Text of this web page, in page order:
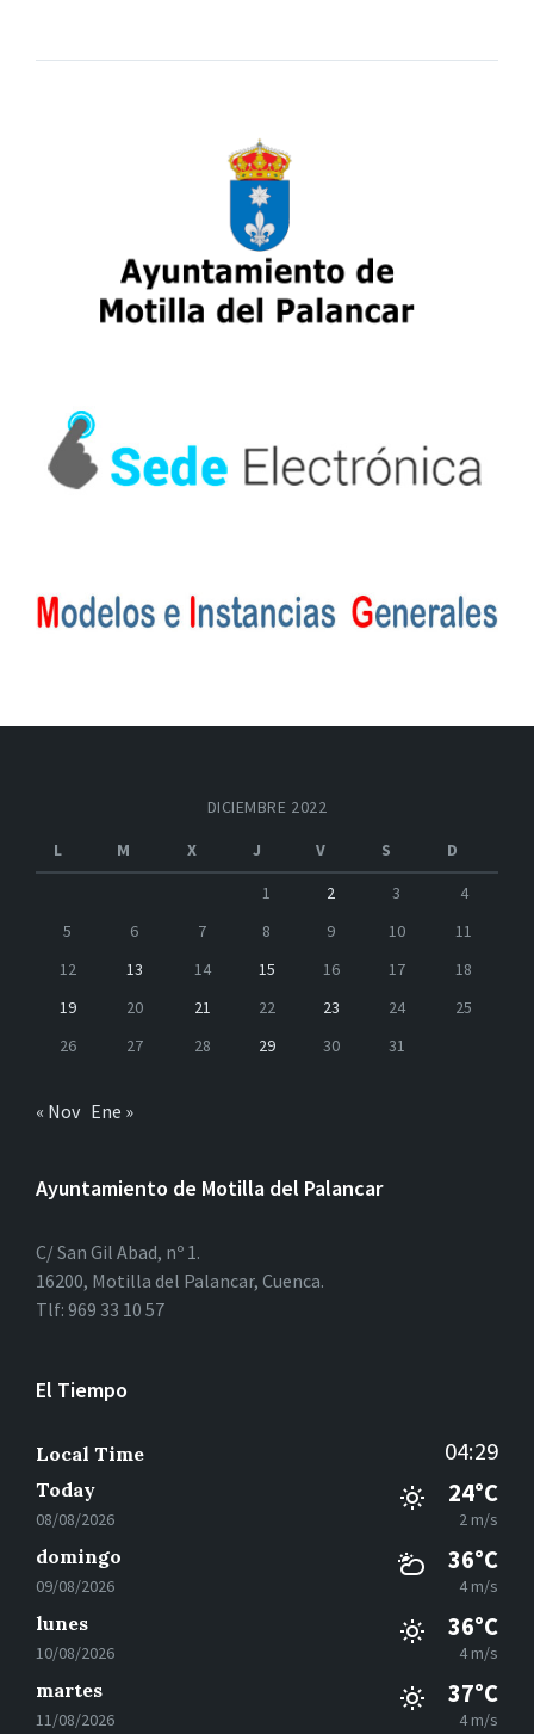
DICIEMBRE 2022
L
M X J V S
D
1
2 3
4
5
6 7 8 9 10
11
12
13 14 15 16 17
18
19
20 21 22 23 24
25
26
27 28 29 30 31
« Nov Ene »
Ayuntamiento de Motilla del Palancar
C/ San Gil Abad, nº 1.
16200, Motilla del Palancar, Cuenca.
Tlf: 969 33 10 57
El Tiempo
Local Time 04:29
Today
08/08/2026
24°C
2 m/s
domingo
09/08/2026
36°C
4 m/s
lunes
10/08/2026
36°C
4 m/s
martes
11/08/2026
37°C
4 m/s